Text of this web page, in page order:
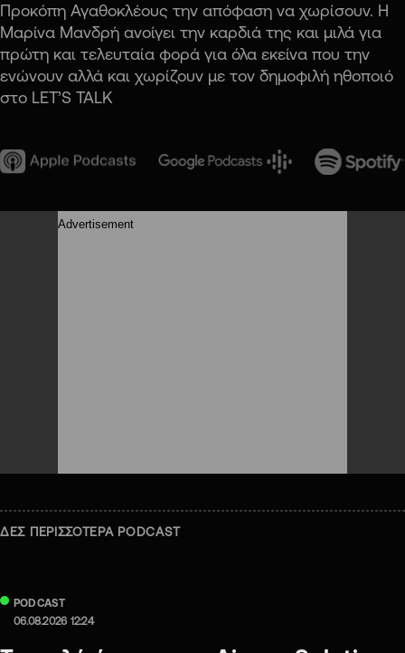
Προκόπη Αγαθοκλέους την απόφαση να χωρίσουν. Η
Μαρίνα Μανδρή ανοίγει την καρδιά της και μιλά για
πρώτη και τελευταία φορά για όλα εκείνα που την
ενώνουν αλλά και χωρίζουν με τον δημοφιλή ηθοποιό
στο LET’S TALK
ΔΕΣ ΠΕΡΙΣΣΟΤΕΡΑ PODCAST
PODCAST
06.08.2026 12:24